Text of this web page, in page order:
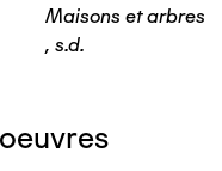
Maisons et arbres
, s.d.